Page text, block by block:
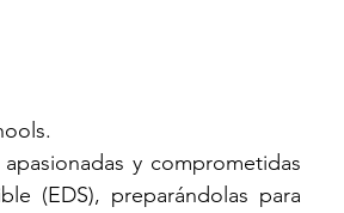
y comprometidas
(EDS), preparándolas para